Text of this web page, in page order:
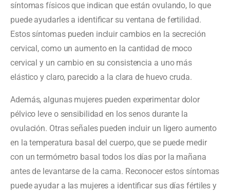
síntomas físicos que indican que están ovulando, lo que
puede ayudarles a identificar su ventana de fertilidad.
Estos síntomas pueden incluir cambios en la secreción
cervical, como un aumento en la cantidad de moco
cervical y un cambio en su consistencia a uno más
elástico y claro, parecido a la clara de huevo cruda.
Además, algunas mujeres pueden experimentar dolor
pélvico leve o sensibilidad en los senos durante la
ovulación. Otras señales pueden incluir un ligero aumento
en la temperatura basal del cuerpo, que se puede medir
con un termómetro basal todos los días por la mañana
antes de levantarse de la cama. Reconocer estos síntomas
puede ayudar a las mujeres a identificar sus días fértiles y